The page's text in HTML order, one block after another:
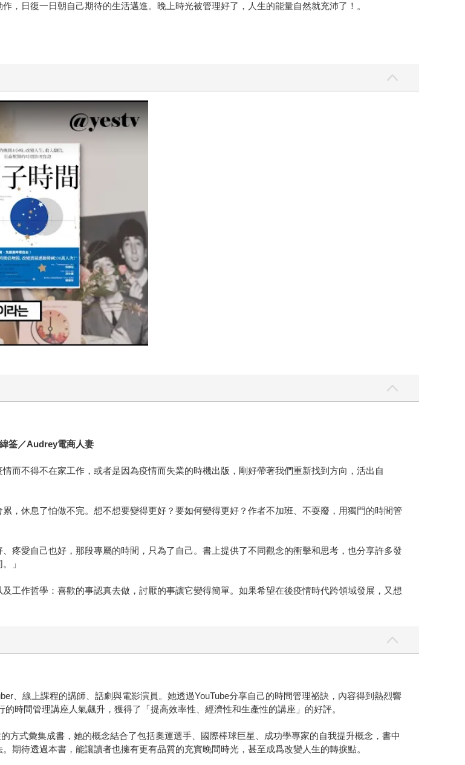
，日復一日朝自己期待的生活邁進。晚上時光被管理好了，人生的能量自然就充沛了！。
筌／Audrey電商人妻
而不得不在家工作，或者是因為疫情而失業的時機出版，剛好帶著我們重新找到方向，活出自
，休息了怕做不完。想不想要變得更好？要如何變得更好？作者不加班、不耍廢，用獨門的時間管
疼愛自己也好，那段專屬的時間，只為了自己。書上提供了不同觀念的衝擊和思考，也分享許多發
」
工作哲學：喜歡的事認真去做，討厭的事讓它變得簡單。如果希望在後疫情時代跨領域發展，又想
、線上課程的講師、話劇與電影演員。她透過YouTube分享自己的時間管理祕訣，內容得到熱烈響
時間管理講座人氣飆升，獲得了「提高效率性、經濟性和生產性的講座」的好評。
方式彙集成書，她的概念結合了包括奧運選手、國際棒球巨星、成功學專家的自我提升概念，書中
期待透過本書，能讓讀者也擁有更有品質的充實晚間時光，甚至成爲改變人生的轉捩點。